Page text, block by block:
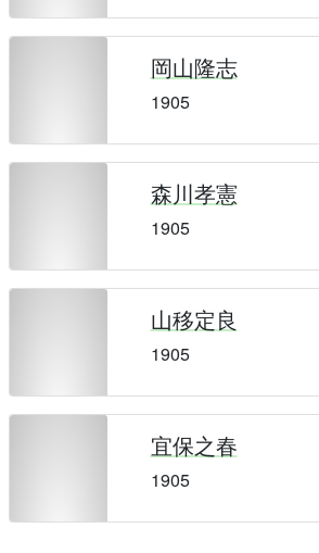
岡山隆志
1905
森川孝憲
1905
山移定良
1905
宜保之春
1905